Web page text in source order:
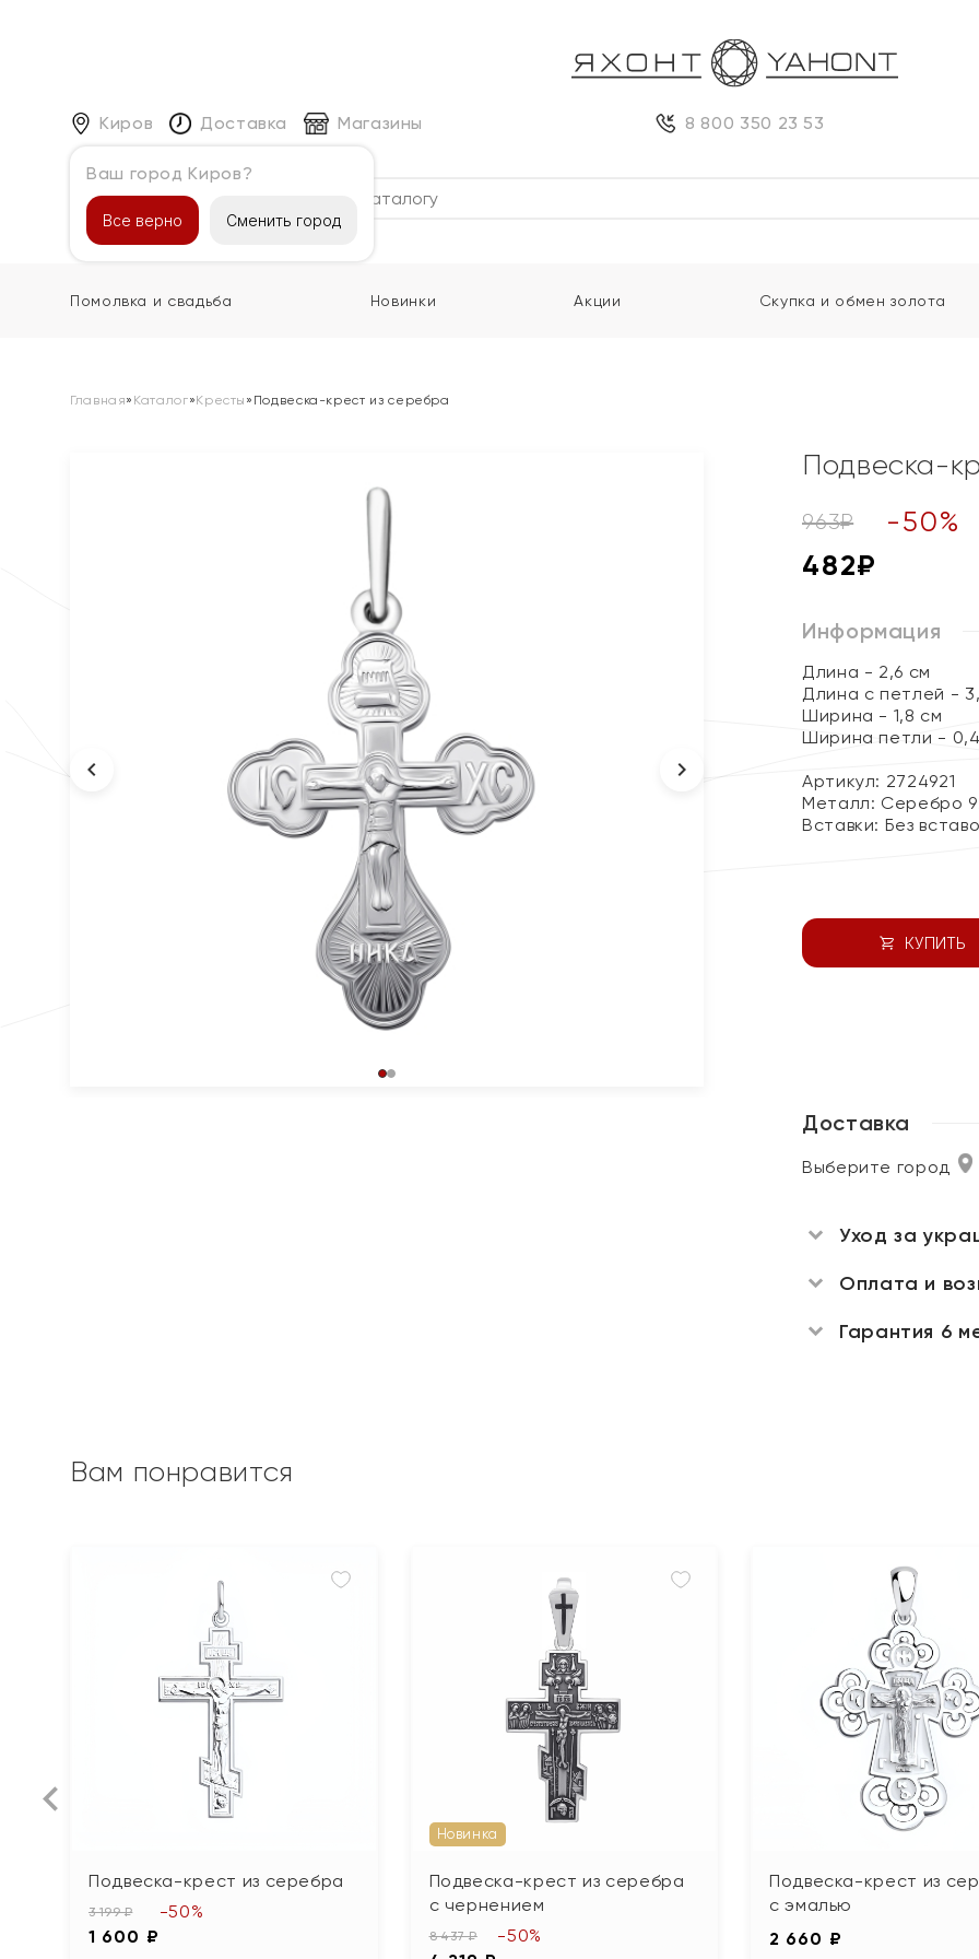
Киров
Ваш город Киров?
Все верно Сменить город
Доставка Магазины 8 800 350 23 53
Каталог
Помолвка и свадьба Новинки Акции Скупка и обмен золота
Главная» Каталог»Кресты » Подвеска-крест из серебра
Подвеска-
963₽ -50%
482₽
Информация
Длина - 2,6 см
Длина с петлей -
Ширина - 1,8 см
Ширина петли -
Артикул: 2724921
Металл: Серебро
Вставки: Без
КУПИТЬ
Доставка
Выберите город
Уход за
Оплата и
Гарантия 6
Вам понравится
Подвеска-крест из серебра
3 199 ₽
1 600 ₽
-50%
Новинка
Подвеска-крест из серебра
с чернением
8 437 ₽ -50%
Подвеска-крест из
с эмалью
2 660 ₽